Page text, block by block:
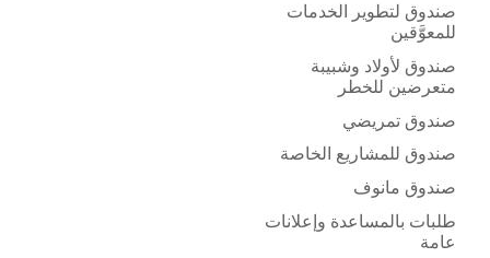
صندوق لتطوير الخدمات
للمعوَّقين
صندوق لأولاد وشبيبة
متعرضين للخطر
صندوق تمريضي
صندوق للمشاريع الخاصة
صندوق مانوف
طلبات بالمساعدة وإعلانات
عامة